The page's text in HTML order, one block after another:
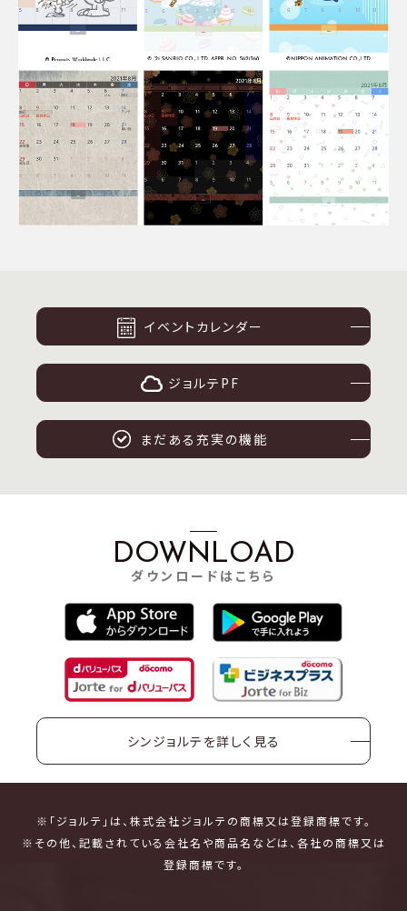
イベントカレンダー
ジョルテPF
まだある充実の機能
DOWNLOAD
ダウンロードはこちら
シンジョルテを詳しく見る
※「ジョルテ」は、株式会社ジョルテの商標又は登録商標です。
※その他、記載されている会社名や商品名などは、各社の商標又は
登録商標です。